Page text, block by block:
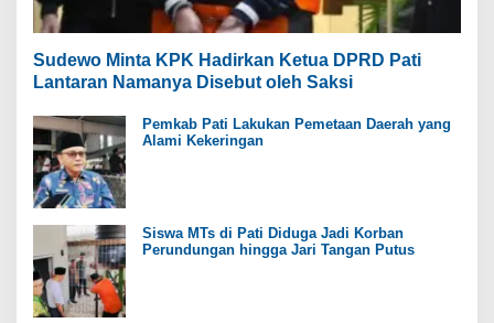
Sudewo Minta KPK Hadirkan Ketua DPRD Pati
Lantaran Namanya Disebut oleh Saksi
Pemkab Pati Lakukan Pemetaan Daerah yang
Alami Kekeringan
Siswa MTs di Pati Diduga Jadi Korban
Perundungan hingga Jari Tangan Putus